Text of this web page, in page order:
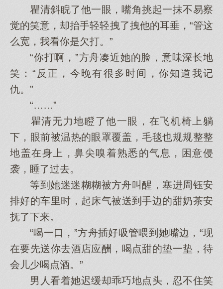
瞿清斜睨了他一眼，嘴角挑起一抹不易察
觉的笑意，却抬手轻轻拽了拽他的耳垂，“管这
么宽，我看你是欠打。”
“你打啊，”方舟凑近她的脸，意味深长地
笑：“反正，今晚有很多时间，你知道我记
仇。”
“……”
瞿清无力地瞪了他一眼，在飞机椅上躺
下，眼前被温热的眼罩覆盖，毛毯也规规整整
地盖在身上，鼻尖嗅着熟悉的气息，困意侵
袭，睡了过去。
等到她迷迷糊糊被方舟叫醒，塞进周钰安
排好的车里时，起床气被送到手边的甜奶茶安
抚了下来。
“喝一口，”方舟插好吸管喂到她嘴边，“现
在要先送你去酒店应酬，喝点甜的垫一垫，待
会儿少喝点酒。”
男人看着她迟缓却乖巧地点头，忍不住笑